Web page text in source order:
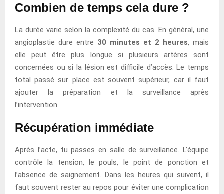
Combien de temps cela dure ?
La durée varie selon la complexité du cas. En général, une
angioplastie dure entre 30 minutes et 2 heures, mais
elle peut être plus longue si plusieurs artères sont
concernées ou si la lésion est difficile d’accès. Le temps
total passé sur place est souvent supérieur, car il faut
ajouter la préparation et la surveillance après
l’intervention.
Récupération immédiate
Après l’acte, tu passes en salle de surveillance. L’équipe
contrôle la tension, le pouls, le point de ponction et
l’absence de saignement. Dans les heures qui suivent, il
faut souvent rester au repos pour éviter une complication